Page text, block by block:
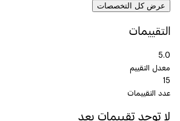
عرض كل التخصصات
التقييمات
5.0
معدل التقييم
15
عدد التقييمات
لا توجد تقييمات بعد